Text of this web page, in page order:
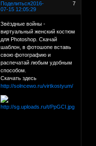
Поделиться 7
2016-
07-15 12:05:29
Звёздные войны -
виртуальный женский костюм
для Photoshop. Скачай
шаблон, в фотошопе вставь
свою фотографию и
распечатай любым удобным
способом.
Скачать здесь
http://solncewo.ru/virtkostyum/